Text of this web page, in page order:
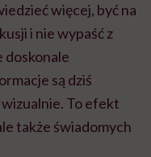
więcej, być na
i nie wypaść z
doskonale
są dziś
To efekt
także świadomych